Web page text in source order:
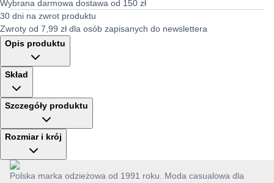
Wybrana darmowa dostawa od 150 zł
30 dni na zwrot produktu
Zwroty od 7,99 zł dla osób zapisanych do newslettera
Opis produktu
Skład
Szczegóły produktu
Rozmiar i krój
Polska marka odzieżowa od 1991 roku. Moda casualowa dla